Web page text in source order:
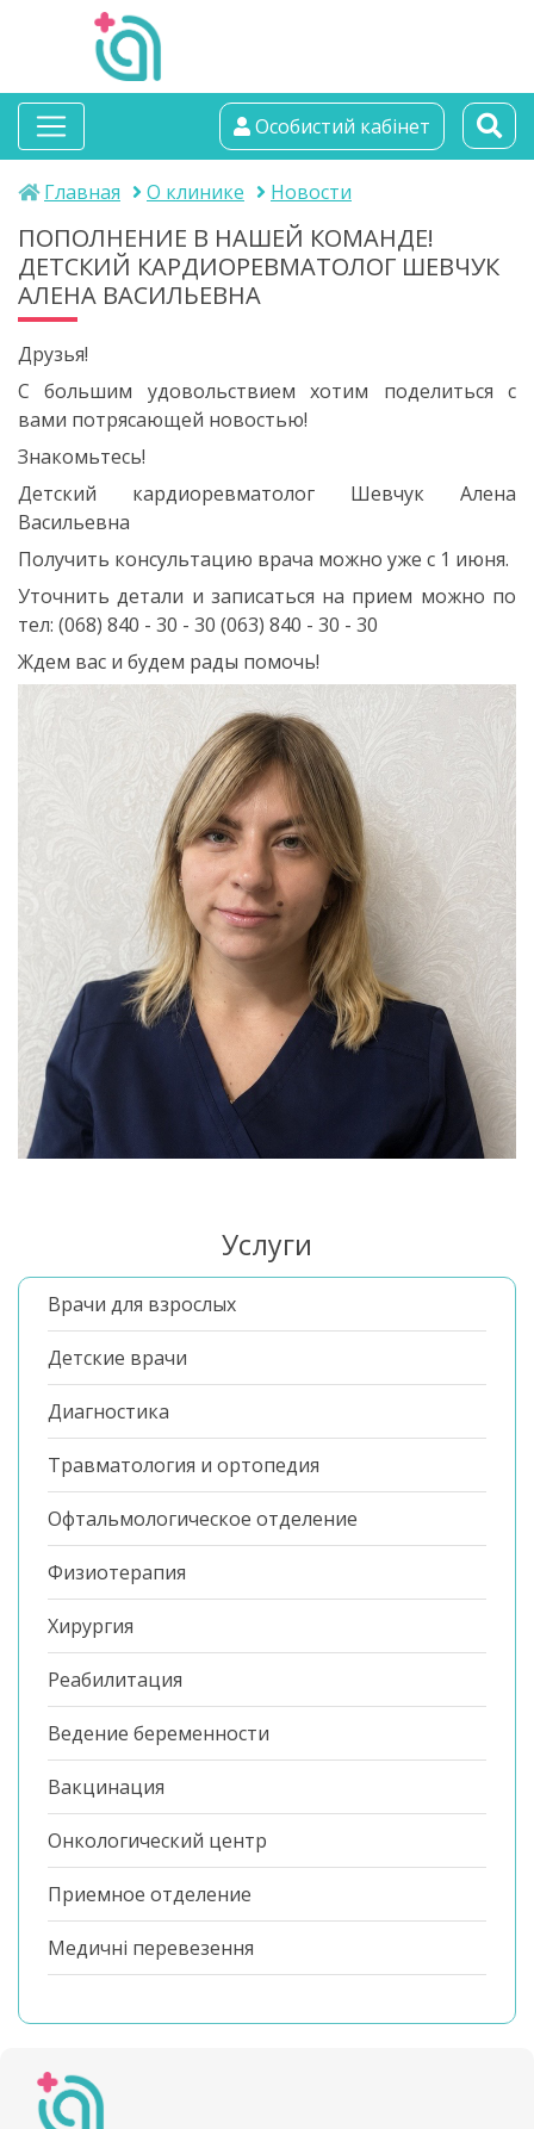
альтамедика
медичний центр
Особистий кабінет
Главная О клинике Новости
ПОПОЛНЕНИЕ В НАШЕЙ КОМАНДЕ!
ДЕТСКИЙ КАРДИОРЕВМАТОЛОГ ШЕВЧУК
АЛЕНА ВАСИЛЬЕВНА
Друзья!
С большим удовольствием хотим поделиться с
вами потрясающей новостью!
Знакомьтесь!
Детский кардиоревматолог Шевчук Алена
Васильевна
Получить консультацию врача можно уже с 1 июня.
Уточнить детали и записаться на прием можно по
тел: (068) 840 - 30 - 30 (063) 840 - 30 - 30
Ждем вас и будем рады помочь!
Услуги
Врачи для взрослых
Детские врачи
Диагностика
Травматология и ортопедия
Офтальмологическое отделение
Физиотерапия
Хирургия
Реабилитация
Ведение беременности
Вакцинация
Онкологический центр
Приемное отделение
Медичні перевезення